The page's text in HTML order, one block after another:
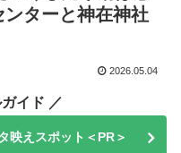
ターと神在神社
2026.05.04
イド ／
映えスポット＜PR＞